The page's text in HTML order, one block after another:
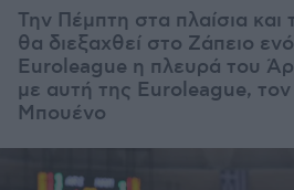
Την Πέμπτη στα πλαίσια
θα διεξαχθεί στο Ζάπειο
Euroleague η πλευρά του
με αυτή της Euroleague,
Μπουένο